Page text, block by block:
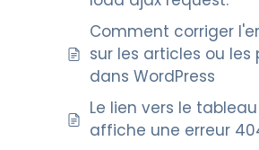
Comment corriger
sur les articles ou les
dans WordPress
Le lien vers le
affiche une erreur